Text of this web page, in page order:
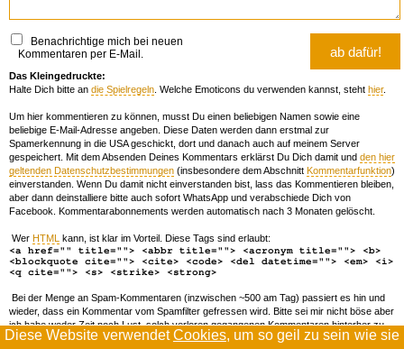
Diese Website verwendetCookies, um so geil zu sein wie sie
Benachrichtige mich bei neuen
Kommentaren per E-Mail.
Das Kleingedruckte:
Halte Dich bitte an die Spielregeln . Welche Emoticons du verwenden kannst, steht hier.
Um hier kommentieren zu können, musst Du einen beliebigen Namen sowie eine
beliebige E-Mail-Adresse angeben. Diese Daten werden dann erstmal zur
Spamerkennung in die USA geschickt, dort und danach auch auf meinem Server
gespeichert. Mit dem Absenden Deines Kommentars erklärst Du Dich damit und den hier
geltenden Datenschutzbestimmungen (insbesondere dem Abschnitt Kommentarfunktion)
einverstanden. Wenn Du damit nicht einverstanden bist, lass das Kommentieren bleiben,
aber dann deinstalliere bitte auch sofort WhatsApp und verabschiede Dich von
Facebook. Kommentarabonnements werden automatisch nach 3 Monaten gelöscht.
Wer HTML kann, ist klar im Vorteil. Diese Tags sind erlaubt:
<a href="" title=""> <abbr title=""> <acronym title=""> <b>
<blockquote cite=""> <cite> <code> <del datetime=""> <em> <i>
<q cite=""> <s> <strike> <strong>
Bei der Menge an Spam-Kommentaren (inzwischen ~500 am Tag) passiert es hin und
wieder, dass ein Kommentar vom Spamfilter gefressen wird. Bitte sei mir nicht böse aber
ich habe weder Zeit noch Lust, solch verloren gegangenen Kommentaren hinterher zu
forschen. Wenn das öfters passiert, schreib' mir 'ne Mail damit ich dich whitelisten kann.